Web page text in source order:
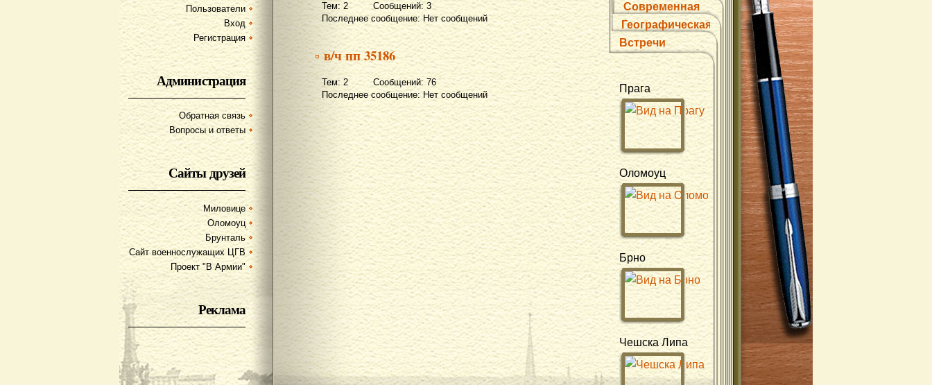
Пользователи
Вход
Регистрация
Администрация
Обратная связь
Вопросы и ответы
Сайты друзей
Миловице
Оломоуц
Брунталь
Сайт военнослужащих ЦГВ
Проект "В Армии"
Реклама
Тем: 2 Сообщений: 3
Последнее сообщение: Нет сообщений
▫ в/ч пп 35186
Тем: 2 Сообщений: 76
Последнее сообщение: Нет сообщений
Современная
Географическая
Встречи
Прага
Оломоуц
Брно
Чешска Липа